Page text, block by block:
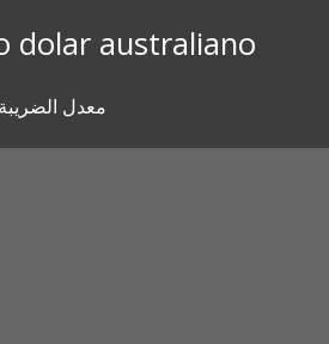
dolar australiano
معدل